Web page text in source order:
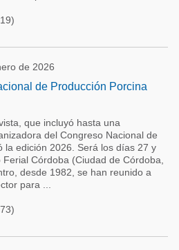
de 2026
de Producción Porcina
que incluyó hasta una
del Congreso Nacional de
la edición 2026. Será los días 27 y
Córdoba (Ciudad de Córdoba,
desde 1982, se han reunido a
para ...